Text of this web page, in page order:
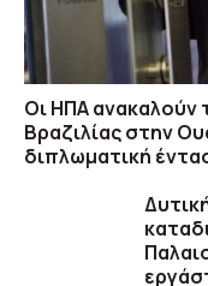
Οι ΗΠΑ ανακαλούν
Βραζιλίας στην
διπλωματική